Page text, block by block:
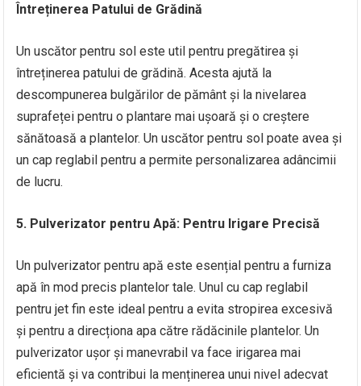
Întreținerea Patului de Grădină
Un uscător pentru sol este util pentru pregătirea și
întreținerea patului de grădină. Acesta ajută la
descompunerea bulgărilor de pământ și la nivelarea
suprafeței pentru o plantare mai ușoară și o creștere
sănătoasă a plantelor. Un uscător pentru sol poate avea și
un cap reglabil pentru a permite personalizarea adâncimii
de lucru.
5. Pulverizator pentru Apă: Pentru Irigare Precisă
Un pulverizator pentru apă este esențial pentru a furniza
apă în mod precis plantelor tale. Unul cu cap reglabil
pentru jet fin este ideal pentru a evita stropirea excesivă
și pentru a direcționa apa către rădăcinile plantelor. Un
pulverizator ușor și manevrabil va face irigarea mai
eficientă și va contribui la menținerea unui nivel adecvat